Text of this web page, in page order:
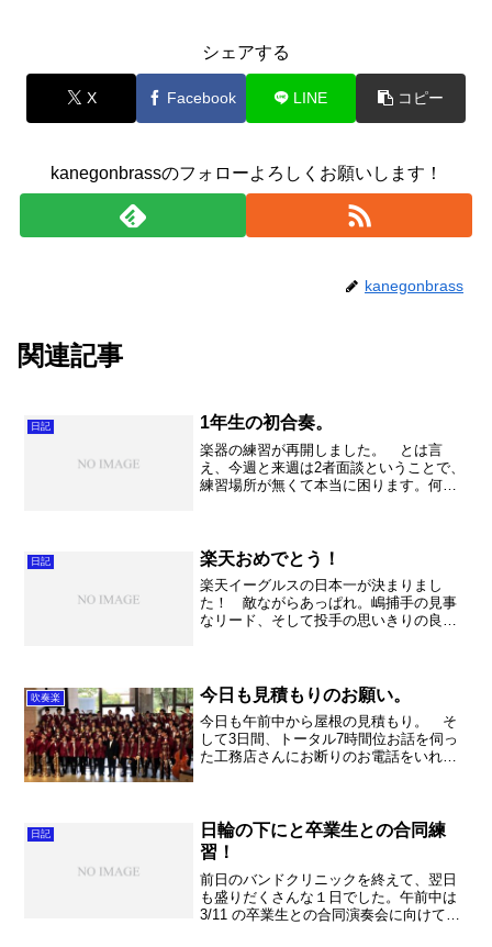
シェアする
X Facebook LINE コピー
kanegonbrassのフォローよろしくお願いします！
kanegonbrass
関連記事
日記 1年生の初合奏。
楽器の練習が再開しました。 とは言
え、今週と来週は2者面談ということで、
練習場所が無くて本当に困ります。何と
た。 11日の保護者会で演...
日記 楽天おめでとう！
楽天イーグルスの日本一が決まりまし
た！ 敵ながらあっぱれ。嶋捕手の見事
なリード、そして投手の思いきりの良さ
しっかりと仕事をしていまし...
吹奏楽 今日も見積もりのお願い。
今日も午前中から屋根の見積もり。 そ
して3日間、トータル7時間位お話を伺っ
た工務店さんにお断りのお電話をいれま
はございません。まず...
日記
日輪の下にと卒業生との合同練
習！
前日のバンドクリニックを終えて、翌日
も盛りだくさんな１日でした。午前中は
3/11 の卒業生との合同演奏会に向けて、